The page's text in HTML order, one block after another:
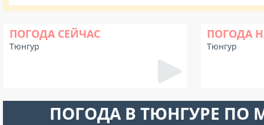
ПОГОДА СЕЙЧАС
Тюнгур
ПОГОДА
Тюнгур
ПОГОДА В ТЮНГУРЕ ПО